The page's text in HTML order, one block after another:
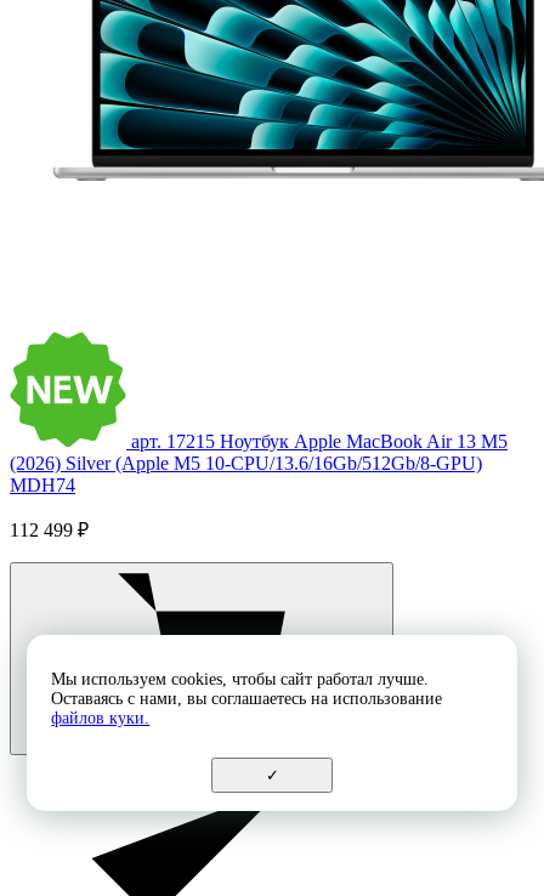
арт. 17215 Ноутбук Apple MacBook Air 13 M5
(2026) Silver (Apple M5 10-CPU/13.6/16Gb/512Gb/8-GPU)
MDH74
112 499 ₽
Мы используем cookies, чтобы сайт работал лучше.
Оставаясь с нами, вы соглашаетесь на использование
файлов куки.
✓